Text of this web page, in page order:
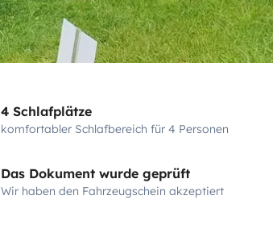
4 Schlafplätze
komfortabler Schlafbereich für 4 Personen
Das Dokument wurde geprüft
Wir haben den Fahrzeugschein akzeptiert